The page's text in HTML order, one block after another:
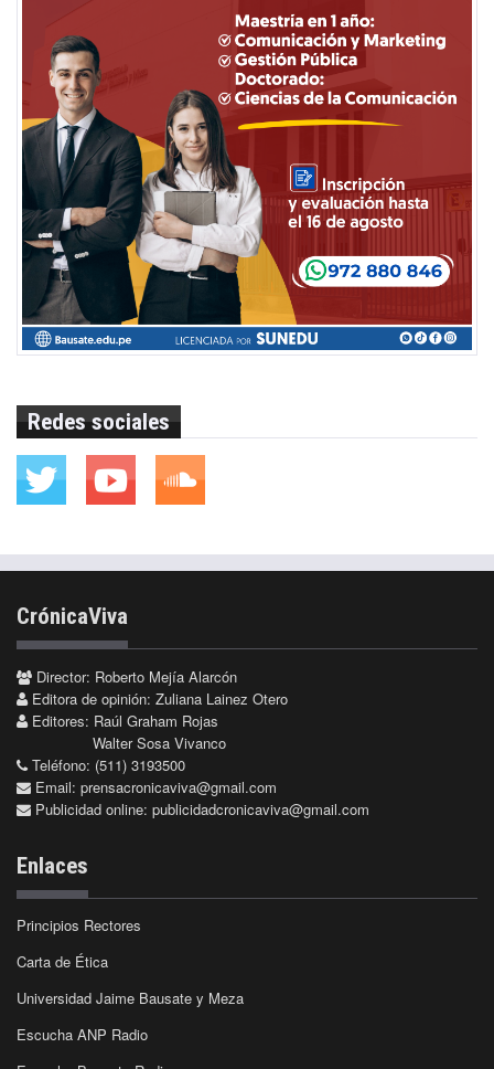
Redes sociales
CrónicaViva
Director: Roberto Mejía Alarcón
Editora de opinión: Zuliana Lainez Otero
Editores: Raúl Graham Rojas
Walter Sosa Vivanco
Teléfono: (511) 3193500
Email: prensacronicaviva@gmail.com
Publicidad online: publicidadcronicaviva@gmail.com
Enlaces
Principios Rectores
Carta de Ética
Universidad Jaime Bausate y Meza
Escucha ANP Radio